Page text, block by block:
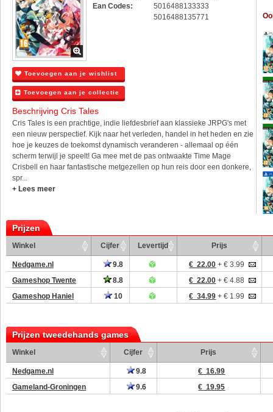
Ean Codes:
5016488133333
5016488135771
Toevoegen aan je wishlist
Toevoegen aan je collectie
Beschrijving Cris Tales
Cris Tales is een prachtige, indie liefdesbrief aan klassieke JRPG's met
een nieuw perspectief. Kijk naar het verleden, handel in het heden en zie
hoe je keuzes de toekomst dynamisch veranderen - allemaal op één
scherm terwijl je speelt! Ga mee met de pas ontwaakte Time Mage
Crisbell en haar fantastische metgezellen op hun reis door een donkere,
spr...
+ Lees meer
Prijzen
Winkel Cijfer Levertijd Prijs
Nedgame.nl 9.8 € 22.00 + € 3.99
Gameshop Twente
8.8 € 22.00 + € 4.88
Gameshop Haniel
10 € 34.99 + € 1.99
Prijzen tweedehands games
Winkel Cijfer Prijs
Nedgame.nl 9.8
€ 16.99
Gameland-Groningen
9.6 € 19.95